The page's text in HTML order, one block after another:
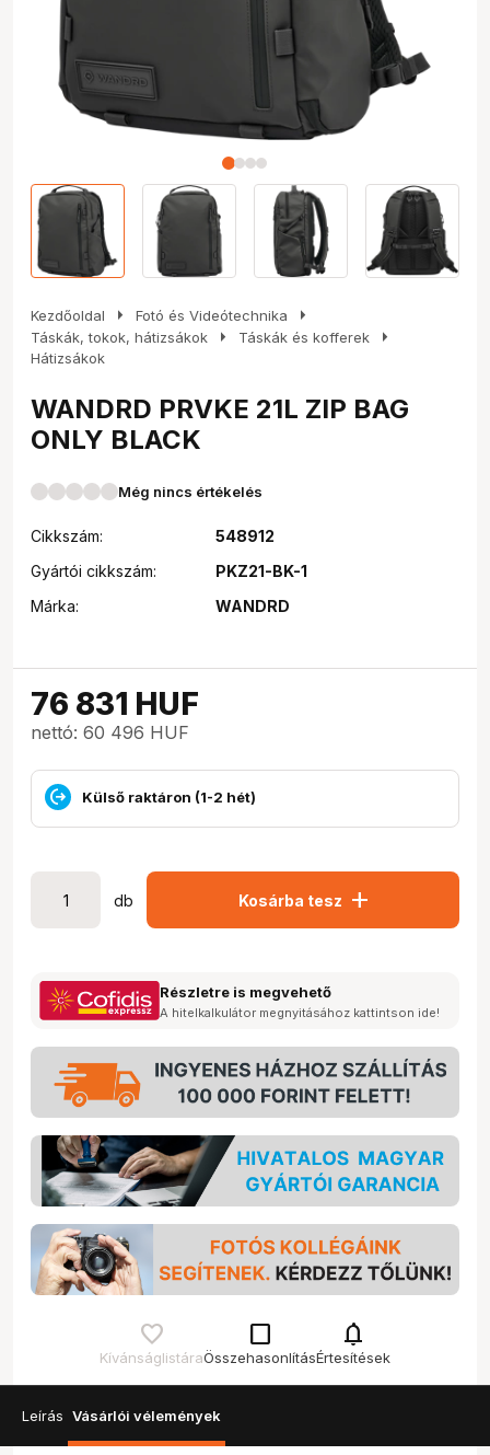
Kezdőoldal arrow_right Fotó és Videótechnika arrow_right
Táskák, tokok, hátizsákok arrow_right Táskák és kofferek arrow_right
Hátizsákok
WANDRD PRVKE 21L ZIP BAG
ONLY BLACK
Még nincs értékelés
Cikkszám:
548912
Gyártói cikkszám:
PKZ21-BK-1
Márka:
WANDRD
76 831 HUF
nettó: 60 496 HUF
Külső raktáron (1-2 hét)
db Kosárba tesz add
Részletre is megvehető
A hitelkalkulátor megnyitásához kattintson ide!
Kívánságlistára
check_box_outline_blank
Összehasonlítás
notifications
Értesítések
Leírás Vásárlói vélemények